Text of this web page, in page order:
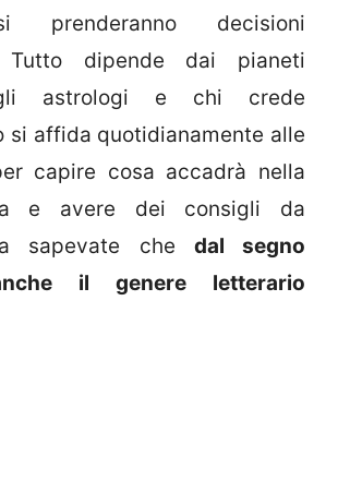
prenderanno decisioni
Tutto dipende dai pianeti
astrologi e chi crede
si affida quotidianamente alle
capire cosa accadrà nella
e avere dei consigli da
sapevate che dal segno
il genere letterario